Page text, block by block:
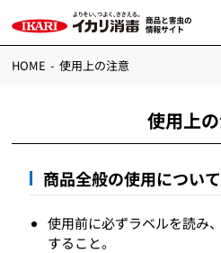
HOME 使用上の注意
使用上
商品全般の使用について
使用前に必ずラベルを読み
すること。